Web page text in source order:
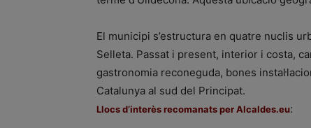
El municipi s’estructura en quatre nuclis
Selleta. Passat i present, interior i costa,
gastronomia reconeguda, bones
Catalunya al sud del Principat.
Llocs d’interès recomanats per Alcaldes.eu: